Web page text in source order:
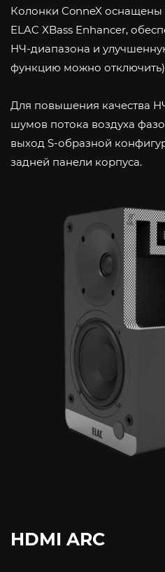
Колонки ConneX
ELAC XBass Enhancer,
НЧ-диапазона и
функцию можно
Для повышения качества
шумов потока воздуха
выход S-образной
задней панели корпуса.
HDMI ARC